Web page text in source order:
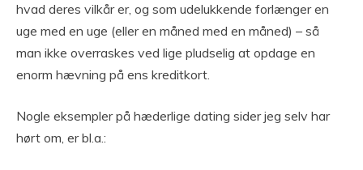
hvad deres vilkår er, og som udelukkende forlænger en
uge med en uge (eller en måned med en måned) – så
man ikke overraskes ved lige pludselig at opdage en
enorm hævning på ens kreditkort.
Nogle eksempler på hæderlige dating sider jeg selv har
hørt om, er bl.a.: